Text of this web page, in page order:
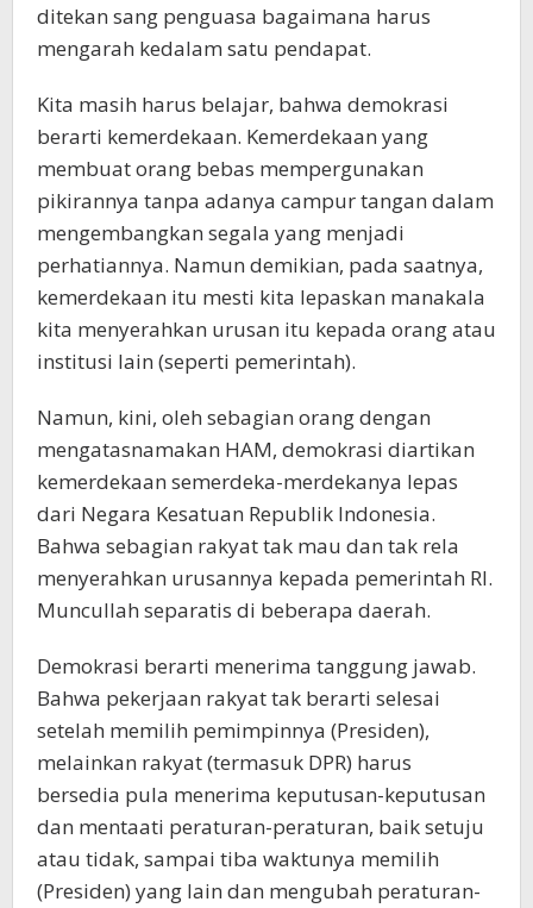
ditekan sang penguasa bagaimana harus
mengarah kedalam satu pendapat.
Kita masih harus belajar, bahwa demokrasi
berarti kemerdekaan. Kemerdekaan yang
membuat orang bebas mempergunakan
pikirannya tanpa adanya campur tangan dalam
mengembangkan segala yang menjadi
perhatiannya. Namun demikian, pada saatnya,
kemerdekaan itu mesti kita lepaskan manakala
kita menyerahkan urusan itu kepada orang atau
institusi lain (seperti pemerintah).
Namun, kini, oleh sebagian orang dengan
mengatasnamakan HAM, demokrasi diartikan
kemerdekaan semerdeka-merdekanya lepas
dari Negara Kesatuan Republik Indonesia.
Bahwa sebagian rakyat tak mau dan tak rela
menyerahkan urusannya kepada pemerintah RI.
Muncullah separatis di beberapa daerah.
Demokrasi berarti menerima tanggung jawab.
Bahwa pekerjaan rakyat tak berarti selesai
setelah memilih pemimpinnya (Presiden),
melainkan rakyat (termasuk DPR) harus
bersedia pula menerima keputusan-keputusan
dan mentaati peraturan-peraturan, baik setuju
atau tidak, sampai tiba waktunya memilih
(Presiden) yang lain dan mengubah peraturan-